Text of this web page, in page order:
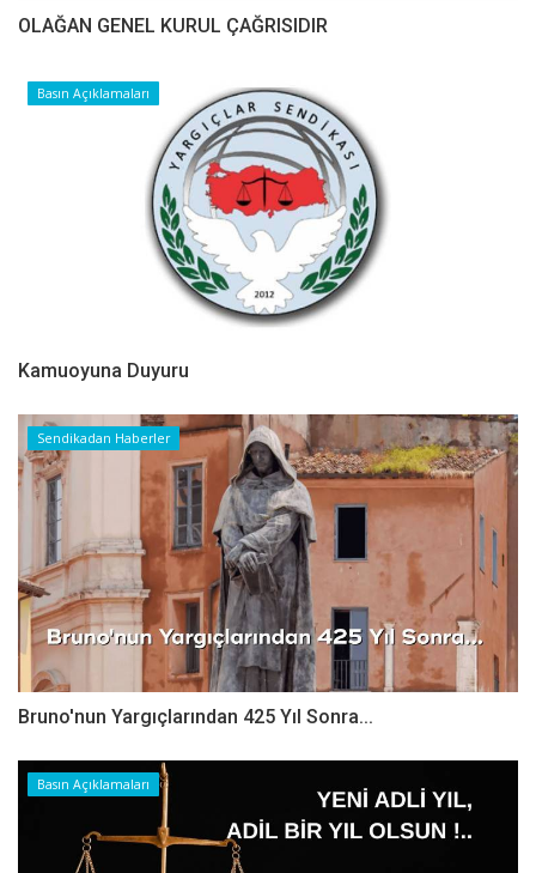
OLAĞAN GENEL KURUL ÇAĞRISIDIR
Basın Açıklamaları
Kamuoyuna Duyuru
Sendikadan Haberler
Bruno'nun Yargıçlarından 425 Yıl Sonra...
Basın Açıklamaları